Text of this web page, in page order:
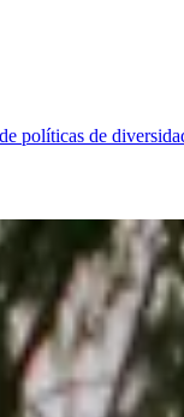
políticas de